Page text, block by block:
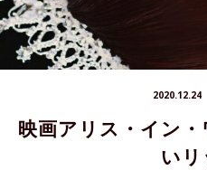
2020.12.24
映画アリス・イン
い